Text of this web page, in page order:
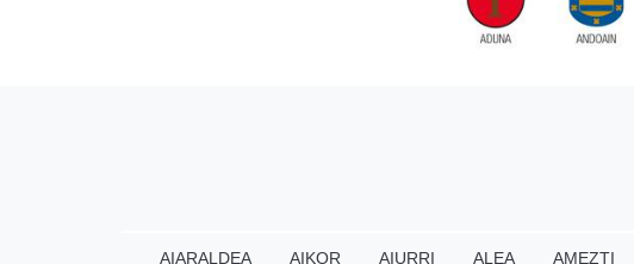
AIARALDEA AIKOR AIURRI ALEA AMEZTI